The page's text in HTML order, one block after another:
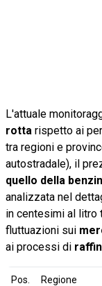
L'attuale
rotta rispetto ai
tra regioni e
autostradale), il
quello della
analizzata nel
in centesimi al litro
fluttuazioni sui
ai processi di
Pos. Regione